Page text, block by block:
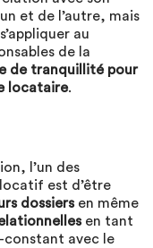
et de l’autre, mais
au
de la
de tranquillité pour
locataire.
l’un des
est d’être
dossiersen même
en tant
constant avec le